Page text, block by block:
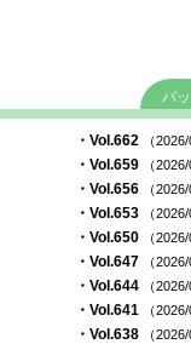
バ
・Vol.662 （
・Vol.659 （
・Vol.656 （
・Vol.653 （
・Vol.650 （
・Vol.647 （
・Vol.644 （2026/
・Vol.641 （
・Vol.638 （